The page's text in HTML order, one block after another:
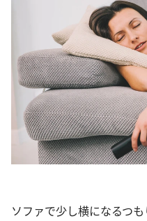
ソファで少し横になるつ